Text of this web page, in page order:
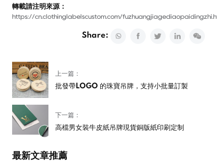
轉載請注明來源：
https://cn.clothinglabelscustom.com/
Share:
上一篇：
批發帶LOGO 的珠寶吊牌，支持小批量訂製
下一篇：
高檔男女裝牛皮紙吊牌現貨銅版紙印刷定制
最新文章推薦